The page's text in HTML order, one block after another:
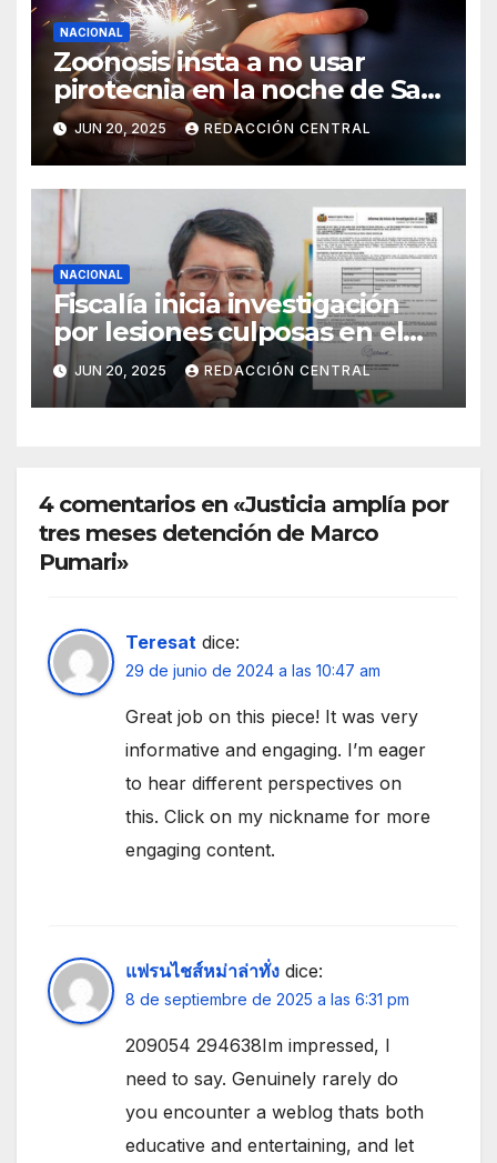
NACIONAL
Zoonosis insta a no usar
pirotecnia en la noche de San
Juan
JUN 20, 2025 REDACCIÓN CENTRAL
NACIONAL
Fiscalía inicia investigación
por lesiones culposas en el
caso del gobernador
chuquisaqueño Damián
Condori
JUN 20, 2025 REDACCIÓN CENTRAL
4 comentarios en «Justicia amplía por
tres meses detención de Marco
Pumari»
Teresat dice:
29 de junio de 2024 a las 10:47 am
Great job on this piece! It was very
informative and engaging. I’m eager
to hear different perspectives on
this. Click on my nickname for more
engaging content.
แฟรนไชส์หม่าล่าทั่ง dice:
8 de septiembre de 2025 a las 6:31 pm
209054 294638Im impressed, I
need to say. Genuinely rarely do
you encounter a weblog thats both
educative and entertaining, and let